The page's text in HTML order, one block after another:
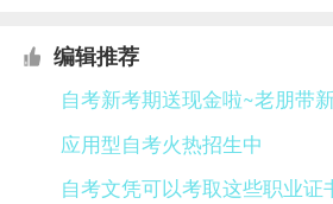
编辑推荐
自考新考期送现金啦~老朋带
应用型自考火热招生中
自考文凭可以考取这些职业证